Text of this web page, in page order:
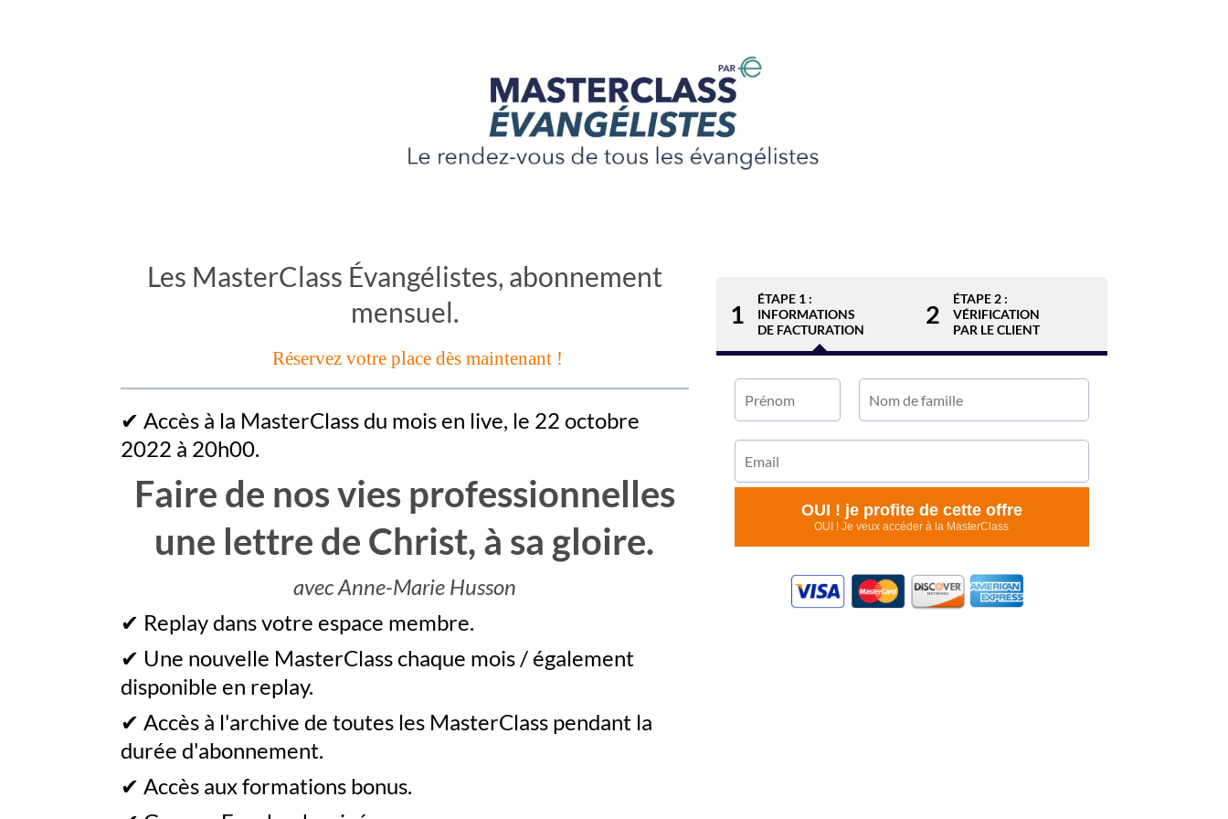
Les MasterClass Évangélistes, abonnement
mensuel.
Réservez votre place dès maintenant !
✔ Accès à la MasterClass du mois en live, le 22 octobre
2022 à 20h00.
Faire de nos vies professionnelles
une lettre de Christ, à sa gloire.
avec Anne-Marie Husson
✔ Replay dans votre espace membre.
✔ Une nouvelle MasterClass chaque mois / également
disponible en replay.
✔ Accès à l'archive de toutes les MasterClass pendant la
durée d'abonnement.
✔ Accès aux formations bonus.
1
ÉTAPE 1 :
INFORMATIONS
DE FACTURATION
2
ÉTAPE 2 :
VÉRIFICATION
PAR LE CLIENT
OUI ! je profite de cette offre
OUI ! Je veux accéder à la MasterClass